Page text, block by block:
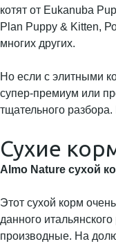
котят от Eukanuba
Plan Puppy & Kitten,
многих других.
Но если с элитными
супер-премиум или
тщательного
Сухие
Almo Nature сухой
Этот сухой корм
данного
производные. На